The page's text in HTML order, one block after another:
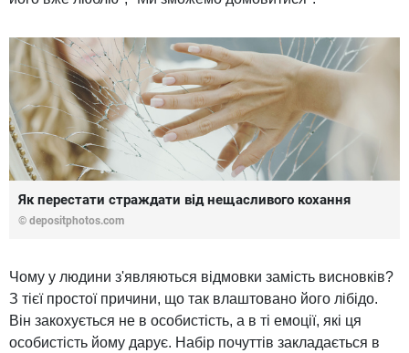
Як перестати страждати від нещасливого кохання
© depositphotos.com
Чому у людини з'являються відмовки замість висновків?
З тієї простої причини, що так влаштовано його лібідо.
Він закохується не в особистість, а в ті емоції, які ця
особистість йому дарує. Набір почуттів закладається в